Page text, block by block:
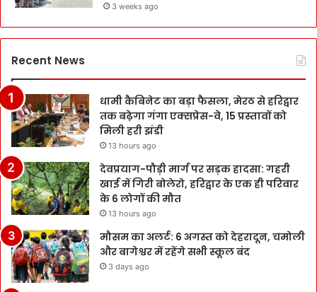
3 weeks ago
Recent News
धामी कैबिनेट का बड़ा फैसला, मेरठ से हरिद्वार
तक बढ़ेगा गंगा एक्सप्रेस-वे, 15 प्रस्तावों को
मिली हरी झंडी
13 hours ago
देवप्रयाग-पौड़ी मार्ग पर सड़क हादसा: गहरी
खाई में गिरी बोलेरो, हरिद्वार के एक ही परिवार
के 6 लोगों की मौत
13 hours ago
मौसम का अलर्ट: 6 अगस्त को देहरादून, चमोली
और बागेश्वर में रहेंगे सभी स्कूल बंद
3 days ago